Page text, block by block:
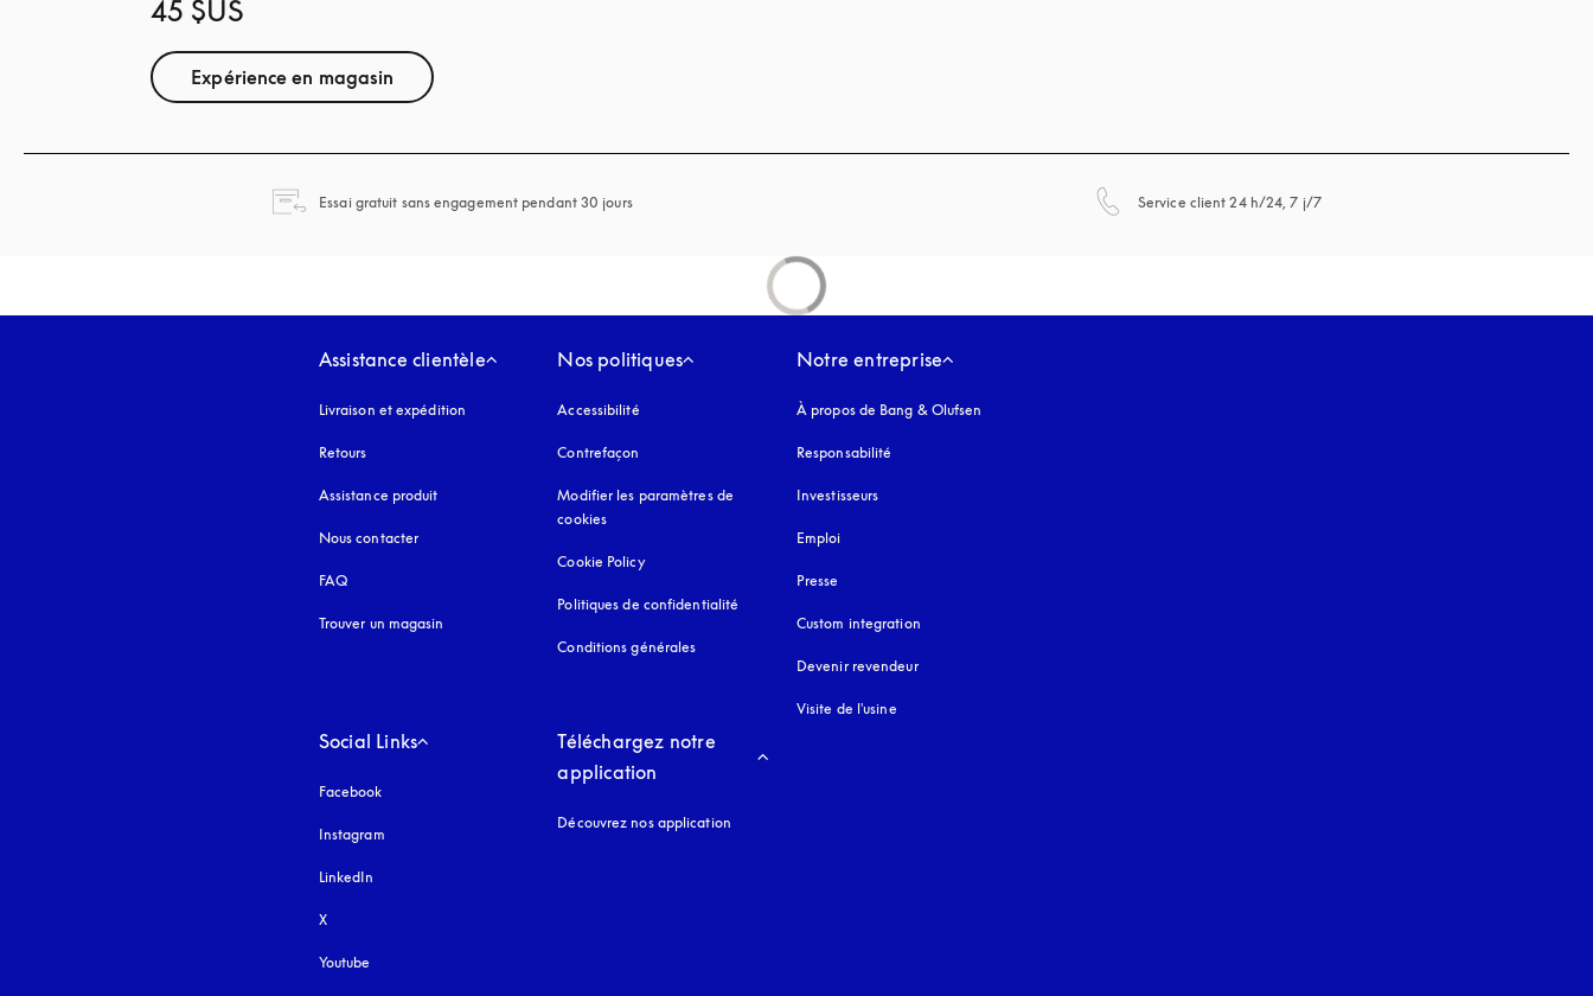
45 $US
Expérience en magasin
Essai gratuit sans engagement pendant 30 jours Service client 24 h/24, 7 j/7s’ouvre dans un nouvel onglet
Assistance clientèle
Livraison et expédition
Retours
Assistance produit
Nous contacter
FAQ
Trouver un magasin
Nos politiques
Accessibilité s’ouvre dans un nouvel onglet
Contrefaçon s’ouvre dans un nouvel onglet
Modifier les paramètres de
cookies
Cookie Policys’ouvre dans un nouvel onglet
Politiques de confidentialité
Conditions générales
Notre entreprise
À propos de Bang & Olufsen
Responsabilité
Investisseurs
Emploi
Presse
Custom integration
Devenir revendeur
Visite de l'usine
Social Links
Facebook
Instagram
LinkedIn
X
Youtube
Téléchargez notre
application
Découvrez nos application